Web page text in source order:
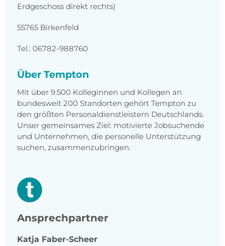
Erdgeschoss direkt rechts)
55765 Birkenfeld
Tel.: 06782-988760
Über Tempton
Mit über 9.500 Kolleginnen und Kollegen an
bundesweit 200 Standorten gehört Tempton zu
den größten Personaldienstleistern Deutschlands.
Unser gemeinsames Ziel: motivierte Jobsuchende
und Unternehmen, die personelle Unterstützung
suchen, zusammenzubringen.
Ansprechpartner
Katja Faber-Scheer